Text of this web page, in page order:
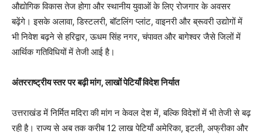
औद्योगिक विकास तेज होगा और स्थानीय युवाओं के लिए रोजगार के अवसर
बढ़ेंगे। इसके अलावा, डिस्टलरी, बॉटलिंग प्लांट, वाइनरी और ब्रूवरी उद्योगों में
भी निवेश बढ़ने से हरिद्वार, ऊधम सिंह नगर, चंपावत और बागेश्वर जैसे जिलों में
आर्थिक गतिविधियों में तेजी आई है।
अंतरराष्ट्रीय स्तर पर बढ़ी मांग, लाखों पेटियाँ विदेश निर्यात
उत्तराखंड में निर्मित मदिरा की मांग न केवल देश में, बल्कि विदेशों में भी तेजी से बढ़
रही है। राज्य से अब तक करीब 12 लाख पेटियाँ अमेरिका, इटली, अफ्रीका और